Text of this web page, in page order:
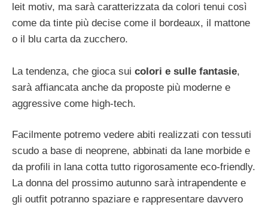
leit motiv, ma sarà caratterizzata da colori tenui così
come da tinte più decise come il bordeaux, il mattone
o il blu carta da zucchero.
La tendenza, che gioca sui colori e sulle fantasie,
sarà affiancata anche da proposte più moderne e
aggressive come high-tech.
Facilmente potremo vedere abiti realizzati con tessuti
scudo a base di neoprene, abbinati da lane morbide e
da profili in lana cotta tutto rigorosamente eco-friendly.
La donna del prossimo autunno sarà intrapendente e
gli outfit potranno spaziare e rappresentare davvero